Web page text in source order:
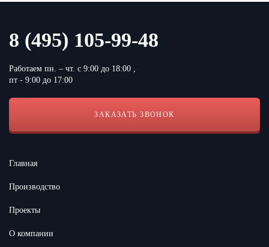
контактные данные и удобный формат файла
8 (495) 105-99-48
Работаем пн. – чт. с 9:00 до 18:00 ,
пт - 9:00 до 17:00
ЗАКАЗАТЬ ЗВОНОК
Главная
Производство
Проекты
О компании